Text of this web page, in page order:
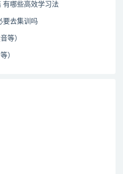
有哪些高效学习法
要去集训吗
等）
）